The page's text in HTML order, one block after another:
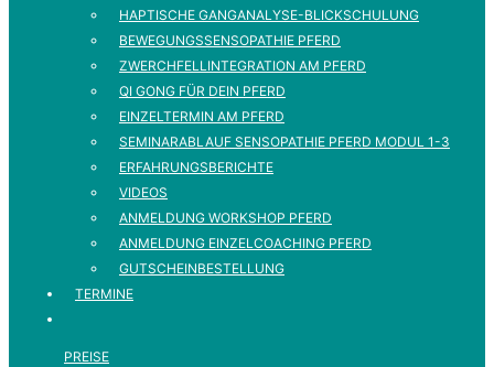
HAPTISCHE GANGANALYSE-BLICKSCHULUNG
BEWEGUNGSSENSOPATHIE PFERD
ZWERCHFELLINTEGRATION AM PFERD
QI GONG FÜR DEIN PFERD
EINZELTERMIN AM PFERD
SEMINARABLAUF SENSOPATHIE PFERD MODUL 1-3
ERFAHRUNGSBERICHTE
VIDEOS
ANMELDUNG WORKSHOP PFERD
ANMELDUNG EINZELCOACHING PFERD
GUTSCHEINBESTELLUNG
TERMINE
PREISE